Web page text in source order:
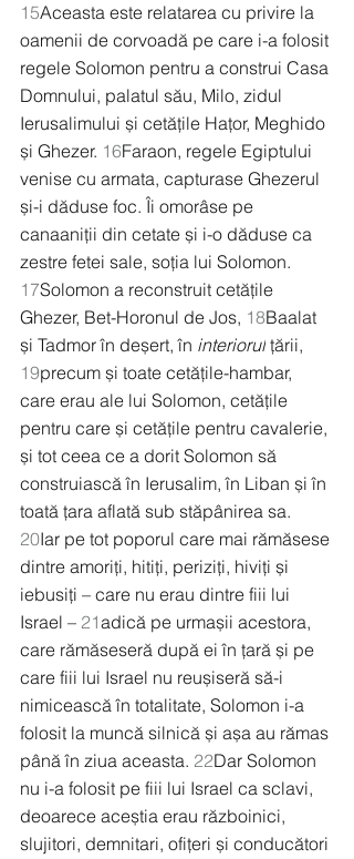
15Aceasta este relatarea cu privire la
oamenii de corvoadă pe care i-a folosit
regele Solomon pentru a construi Casa
Domnului, palatul său, Milo, zidul
Ierusalimului și cetățile Hațor, Meghido
și Ghezer. 16Faraon, regele Egiptului
venise cu armata, capturase Ghezerul
și-i dăduse foc. Îi omorâse pe
canaaniții din cetate și i-o dăduse ca
zestre fetei sale, soția lui Solomon.
17Solomon a reconstruit cetățile
Ghezer, Bet-Horonul de Jos, 18Baalat
și Tadmor în deșert, în interiorul țării,
19precum și toate cetățile-hambar,
care erau ale lui Solomon, cetățile
pentru care și cetățile pentru cavalerie,
și tot ceea ce a dorit Solomon să
construiască în Ierusalim, în Liban și în
toată țara aflată sub stăpânirea sa.
20Iar pe tot poporul care mai rămăsese
dintre amoriți, hitiți, periziți, hiviți și
iebusiți – care nu erau dintre fiii lui
Israel – 21adică pe urmașii acestora,
care rămăseseră după ei în țară și pe
care fiii lui Israel nu reușiseră să-i
nimicească în totalitate, Solomon i-a
folosit la muncă silnică și așa au rămas
până în ziua aceasta. 22Dar Solomon
nu i-a folosit pe fiii lui Israel ca sclavi,
deoarece aceștia erau războinici,
slujitori, demnitari, ofițeri și conducători